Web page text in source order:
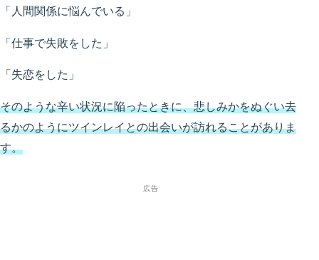
「人間関係に悩んでいる」
「仕事で失敗をした」
「失恋をした」
そのような辛い状況に陥ったときに、悲しみかをぬぐい去
るかのようにツインレイとの出会いが訪れることがありま
す。
広告